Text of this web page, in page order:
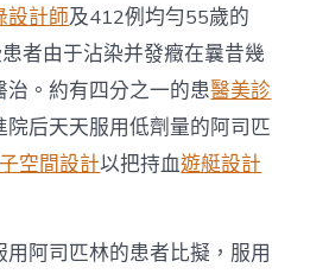
下
降
47％〉
中
設計師及412例均勻55歲的
者由于沾染并發癥在曩昔幾
治。約有四分之一的患醫美診
院后天天服用低劑量的阿司匹
空間設計以把持血遊艇設計
阿司匹林的患者比擬，服用